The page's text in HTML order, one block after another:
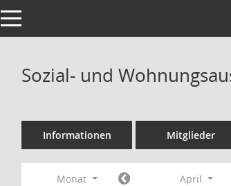
Toggle navigation
Sozial- und
Informationen Mitglieder
Monat April